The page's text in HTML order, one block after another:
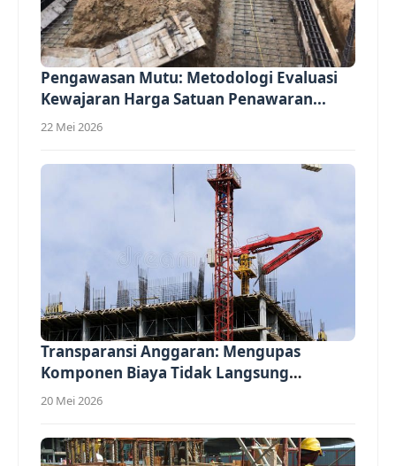
Pengawasan Mutu: Metodologi Evaluasi
Kewajaran Harga Satuan Penawaran...
22 Mei 2026
Transparansi Anggaran: Mengupas
Komponen Biaya Tidak Langsung
(Overhead)...
20 Mei 2026